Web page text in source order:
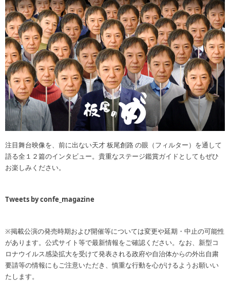
注目舞台映像を、前に出ない天才 板尾創路 の眼（フィルター）を通して
語る全１２篇のインタビュー。貴重なステージ鑑賞ガイドとしてもぜひ
お楽しみください。
Tweets by confe_magazine
※掲載公演の発売時期および開催等については変更や延期・中止の可能性
があります。公式サイト等で最新情報をご確認ください。なお、新型コ
ロナウイルス感染拡大を受けて発表される政府や自治体からの外出自粛
要請等の情報にもご注意いただき、慎重な行動を心がけるようお願いい
たします。